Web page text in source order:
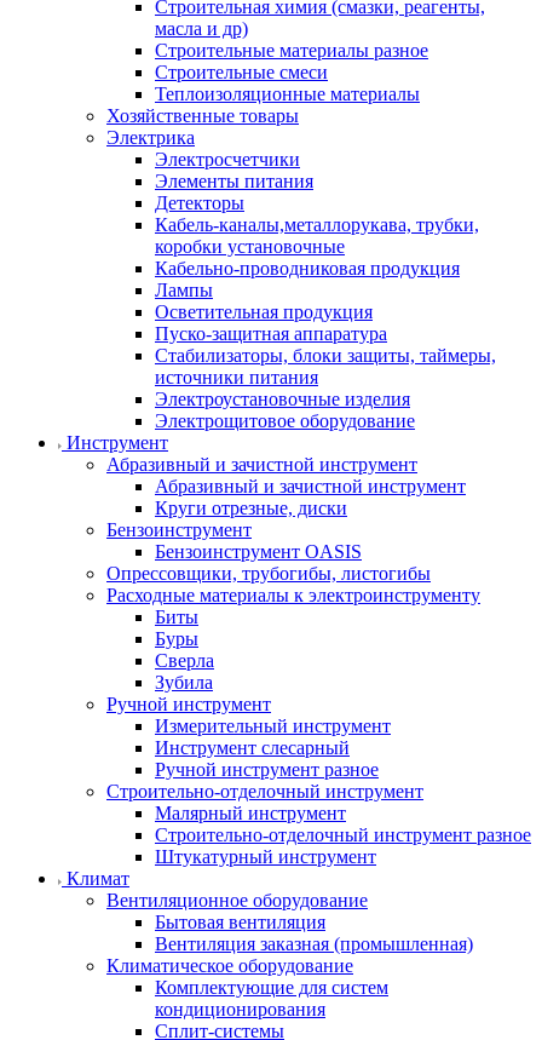
Строительная химия (смазки, реагенты,
масла и др)
Строительные материалы разное
Строительные смеси
Теплоизоляционные материалы
Хозяйственные товары
Электрика
Электросчетчики
Элементы питания
Детекторы
Кабель-каналы,металлорукава, трубки,
коробки установочные
Кабельно-проводниковая продукция
Лампы
Осветительная продукция
Пуско-защитная аппаратура
Стабилизаторы, блоки защиты, таймеры,
источники питания
Электроустановочные изделия
Электрощитовое оборудование
Инструмент
Абразивный и зачистной инструмент
Абразивный и зачистной инструмент
Круги отрезные, диски
Бензоинструмент
Бензоинструмент OASIS
Опрессовщики, трубогибы, листогибы
Расходные материалы к электроинструменту
Биты
Буры
Сверла
Зубила
Ручной инструмент
Измерительный инструмент
Инструмент слесарный
Ручной инструмент разное
Строительно-отделочный инструмент
Малярный инструмент
Строительно-отделочный инструмент разное
Штукатурный инструмент
Климат
Вентиляционное оборудование
Бытовая вентиляция
Вентиляция заказная (промышленная)
Климатическое оборудование
Комплектующие для систем
кондиционирования
Сплит-системы